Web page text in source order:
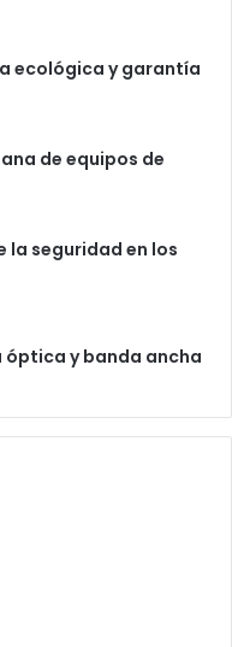
ecológica y garantía
de equipos de
la seguridad en los
y banda ancha